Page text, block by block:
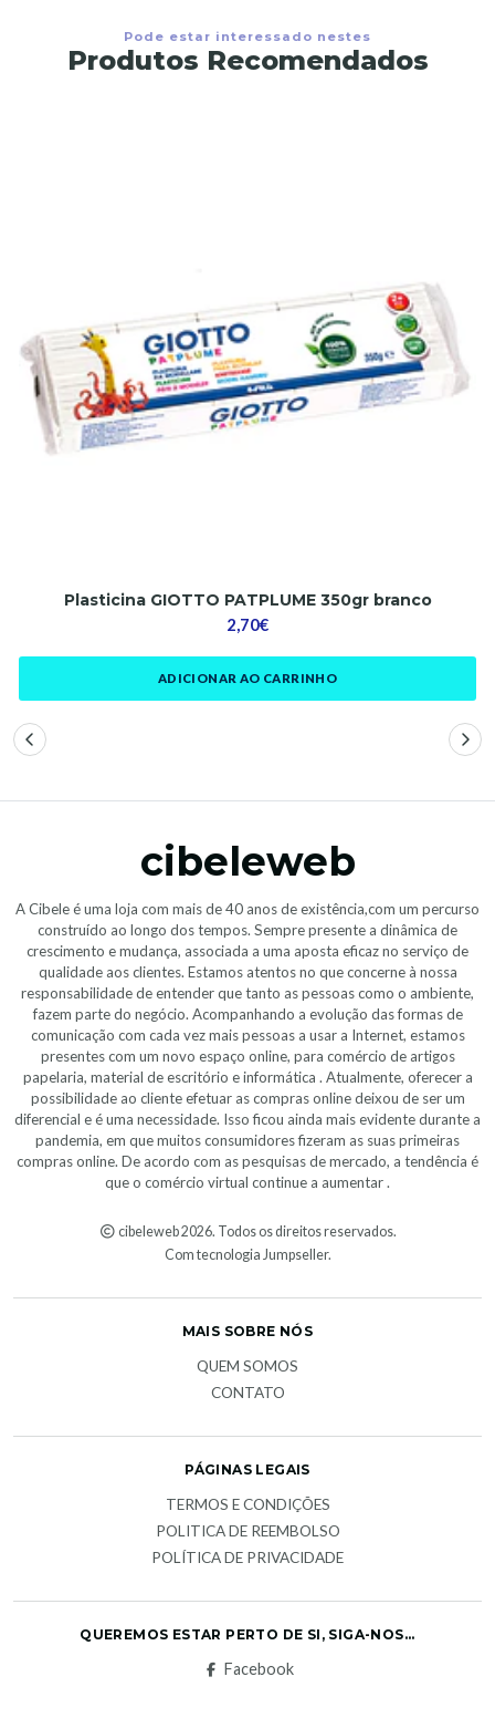
Pode estar interessado nestes
Produtos Recomendados
Plasticina GIOTTO PATPLUME 350gr branco
2,70€
ADICIONAR AO CARRINHO
cibeleweb
A Cibele é uma loja com mais de 40 anos de existência,com um percurso
construído ao longo dos tempos. Sempre presente a dinâmica de
crescimento e mudança, associada a uma aposta eficaz no serviço de
qualidade aos clientes. Estamos atentos no que concerne à nossa
responsabilidade de entender que tanto as pessoas como o ambiente,
fazem parte do negócio. Acompanhando a evolução das formas de
comunicação com cada vez mais pessoas a usar a Internet, estamos
presentes com um novo espaço online, para comércio de artigos
papelaria, material de escritório e informática . Atualmente, oferecer a
possibilidade ao cliente efetuar as compras online deixou de ser um
diferencial e é uma necessidade. Isso ficou ainda mais evidente durante a
pandemia, em que muitos consumidores fizeram as suas primeiras
compras online. De acordo com as pesquisas de mercado, a tendência é
que o comércio virtual continue a aumentar .
cibeleweb 2026. Todos os direitos reservados.
Com tecnologia Jumpseller.
MAIS SOBRE NÓS
QUEM SOMOS
CONTATO
PÁGINAS LEGAIS
TERMOS E CONDIÇÕES
POLITICA DE REEMBOLSO
POLÍTICA DE PRIVACIDADE
QUEREMOS ESTAR PERTO DE SI, SIGA-NOS...
Facebook